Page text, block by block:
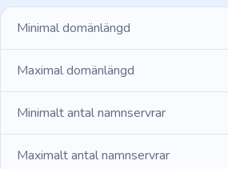
Minimal domänlängd
Maximal domänlängd
Minimalt antal namnservrar
Maximalt antal namnservrar